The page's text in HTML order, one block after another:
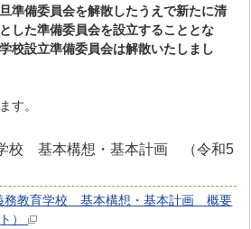
準備委員会を解散したうえで新たに清
した準備委員会を設立することとな
校設立準備委員会は解散いたしまし
す。
校 基本構想・基本計画 （令和5
務教育学校 基本構想・基本計画 概要
）